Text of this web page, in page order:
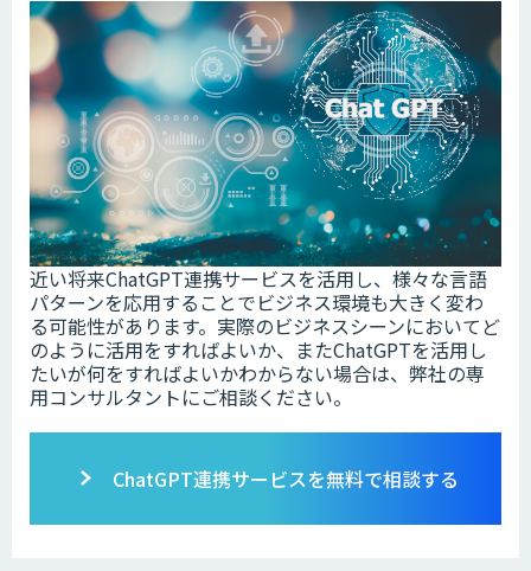
近い将来ChatGPT連携サービスを活用し、様々な言語
パターンを応用することでビジネス環境も大きく変わ
る可能性があります。実際のビジネスシーンにおいてど
のように活用をすればよいか、またChatGPTを活用し
たいが何をすればよいかわからない場合は、弊社の専
用コンサルタントにご相談ください。
ChatGPT連携サービスを無料で相談する